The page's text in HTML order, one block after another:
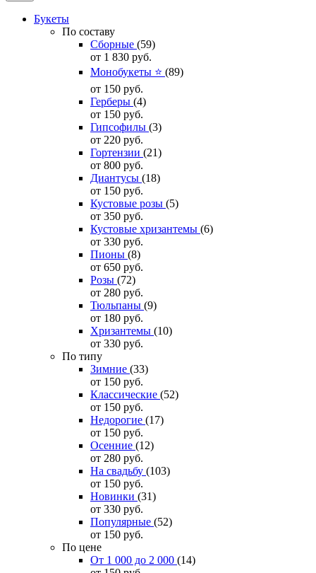
Букеты
По составу
Сборные (59)
от 1 830 руб.
Монобукеты ⭐ (89)
от 150 руб.
Герберы (4)
от 150 руб.
Гипсофилы (3)
от 220 руб.
Гортензии (21)
от 800 руб.
Диантусы (18)
от 150 руб.
Кустовые розы (5)
от 350 руб.
Кустовые хризантемы (6)
от 330 руб.
Пионы (8)
от 650 руб.
Розы (72)
от 280 руб.
Тюльпаны (9)
от 180 руб.
Хризантемы (10)
от 330 руб.
По типу
Зимние (33)
от 150 руб.
Классические (52)
от 150 руб.
Недорогие (17)
от 150 руб.
Осенние (12)
от 280 руб.
На свадьбу (103)
от 150 руб.
Новинки (31)
от 330 руб.
Популярные (52)
от 150 руб.
По цене
От 1 000 до 2 000 (14)